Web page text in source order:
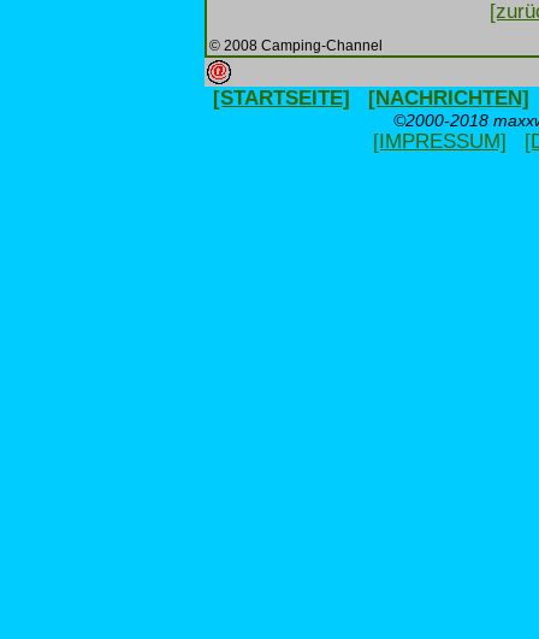
© 2008 Camping-Channel
[STARTSEITE] [NACHRICHTEN]
©2000-2018
[IMPRESSUM]